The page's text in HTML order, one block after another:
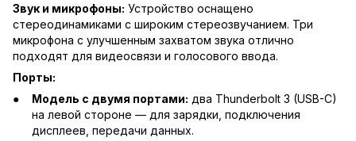
Звук и микрофоны: Устройство оснащено
стереодинамиками с широким стереозвучанием. Три
микрофона с улучшенным захватом звука отлично
подходят для видеосвязи и голосового ввода.
Порты:
Модель с двумя портами: два Thunderbolt 3 (USB-C)
на левой стороне — для зарядки, подключения
дисплеев, передачи данных.